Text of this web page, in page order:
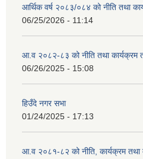
आर्थिक वर्ष २०८३/०८४ को नीति तथा
06/25/2026 - 11:14
आ.व २०८२-८३ को नीति तथा कार्यक्रम
06/26/2025 - 15:08
हिउँदे नगर सभा
01/24/2025 - 17:13
आ.व २०८१-८२ को नीति, कार्यक्रम तथा